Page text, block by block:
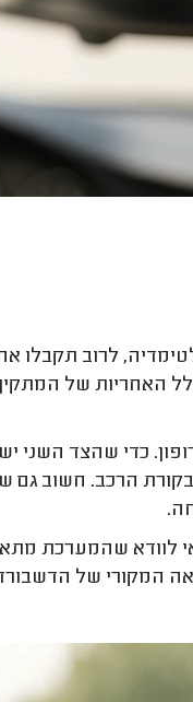
לרוב תקבלו
האחריות של
כדי שהצד השני
הרכב. חשוב גם
לוודא שהמערכת
של